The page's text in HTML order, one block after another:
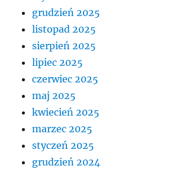
grudzień 2025
listopad 2025
sierpień 2025
lipiec 2025
czerwiec 2025
maj 2025
kwiecień 2025
marzec 2025
styczeń 2025
grudzień 2024